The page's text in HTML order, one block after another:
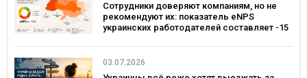
Сотрудники доверяют компаниям, но не
рекомендуют их: показатель eNPS
украинских работодателей составляет -15
03.07.2026